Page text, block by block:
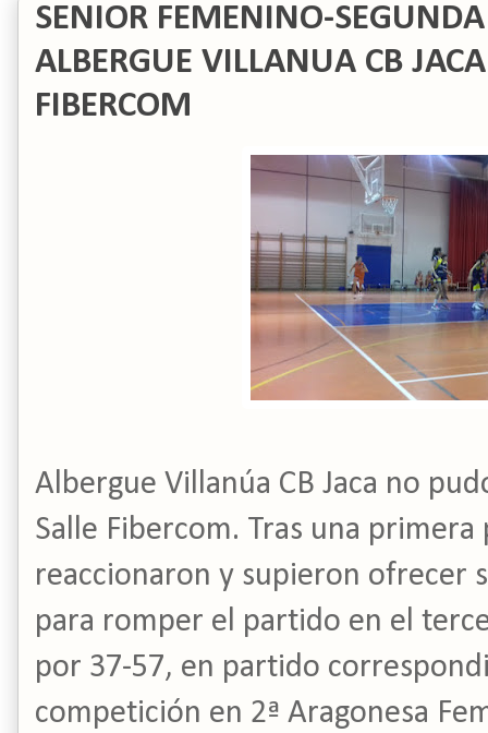
SENIOR FEMENINO-
ALBERGUE VILLANUA CB
FIBERCOM
Albergue Villanúa CB Jaca no
Salle Fibercom. Tras una
reaccionaron y supieron ofrecer
para romper el partido en el
por 37-57, en partido
competición en 2ª Aragonesa